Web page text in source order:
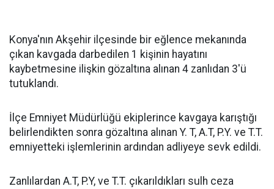
Konya'nın Akşehir ilçesinde bir eğlence mekanında
çıkan kavgada darbedilen 1 kişinin hayatını
kaybetmesine ilişkin gözaltına alınan 4 zanlıdan 3'ü
tutuklandı.
İlçe Emniyet Müdürlüğü ekiplerince kavgaya karıştığı
belirlendikten sonra gözaltına alınan Y. T, A.T, P.Y. ve T.T.
emniyetteki işlemlerinin ardından adliyeye sevk edildi.
Zanlılardan A.T, P.Y, ve T.T. çıkarıldıkları sulh ceza